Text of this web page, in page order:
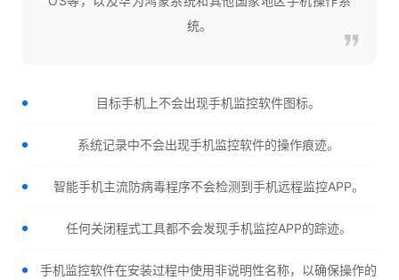
统。
目标手机上不会出现手机监控软件图标。
系统记录中不会出现手机监控软件的操作痕迹。
智能手机主流防病毒程序不会检测到手机远程监控APP。
任何关闭程式工具都不会发现手机监控APP的踪迹。
手机监控软件在安装过程中使用非说明性名称，以确保操作的